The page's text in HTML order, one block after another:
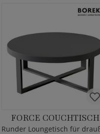
FORCE COUCHTISCH